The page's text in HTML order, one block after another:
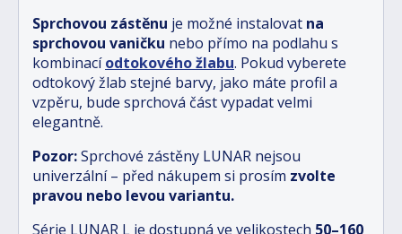
Sprchovou zástěnu je možné instalovat na
sprchovou vaničku nebo přímo na podlahu s
kombinací odtokového žlabu. Pokud vyberete
odtokový žlab stejné barvy, jako máte profil a
vzpěru, bude sprchová část vypadat velmi
elegantně.
Pozor:Sprchové zástěny LUNAR nejsou
univerzální – před nákupem si prosím zvolte
pravou nebo levou variantu.
Série LUNAR L je dostupná ve velikostech 50–160